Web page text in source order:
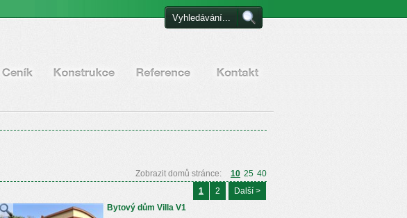
Zobrazit domů stránce: 10 25 40
1
2
Další >
Bytový dům Villa V1